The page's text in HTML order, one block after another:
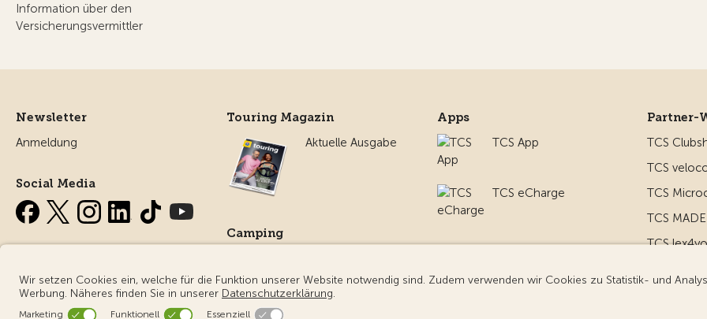
Information über den
Versicherungsvermittler
Newsletter
Anmeldung
Social Media
Touring Magazin
Aktuelle Ausgabe
Camping
Camping
Apps
TCS App
TCS eCharge
Partner-
TCS
TCS
TCS
TCS
TCS